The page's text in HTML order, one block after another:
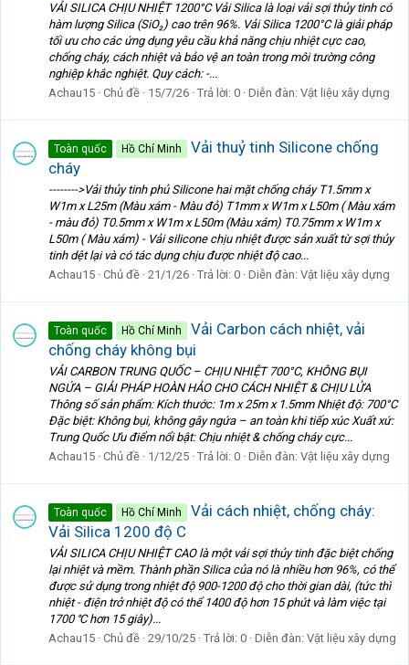
VẢI SILICA CHỊU NHIỆT 1200°C Vải Silica là loại vải sợi thủy tinh có
hàm lượng Silica (SiO₂) cao trên 96%. Vải Silica 1200°C là giải pháp
tối ưu cho các ứng dụng yêu cầu khả năng chịu nhiệt cực cao,
chống cháy, cách nhiệt và bảo vệ an toàn trong môi trường công
nghiệp khắc nghiệt. Quy cách: -...
Achau15 Chủ đề 15/7/26 Trả lời: 0 Diễn đàn: Vật liệu xây dựng
Toàn quốc Hồ Chí Minh
Vải thuỷ tinh Silicone chống
cháy
-------->Vải thủy tinh phủ Silicone hai mặt chống cháy T1.5mm x
W1m x L25m (Màu xám - Màu đỏ) T1mm x W1m x L50m ( Màu xám
- màu đỏ) T0.5mm x W1m x L50m (Màu xám) T0.75mm x W1m x
L50m ( Màu xám) - Vải silicone chịu nhiệt được sản xuất từ sợi thủy
tinh dệt lại và có tác dụng chịu được nhiệt độ cao...
Achau15 Chủ đề 21/1/26 Trả lời: 0 Diễn đàn: Vật liệu xây dựng
Toàn quốc Hồ Chí Minh
Vải Carbon cách nhiệt, vải
chống cháy không bụi
VẢI CARBON TRUNG QUỐC – CHỊU NHIỆT 700°C, KHÔNG BỤI
NGỨA – GIẢI PHÁP HOÀN HẢO CHO CÁCH NHIỆT & CHỊU LỬA
Thông số sản phẩm: Kích thước: 1m x 25m x 1.5mm Nhiệt độ: 700°C
Đặc biệt: Không bụi, không gây ngứa – an toàn khi tiếp xúc Xuất xứ:
Trung Quốc Ưu điểm nổi bật: Chịu nhiệt & chống cháy cực...
Achau15 Chủ đề 1/12/25 Trả lời: 0 Diễn đàn: Vật liệu xây dựng
Toàn quốc Hồ Chí Minh
Vải cách nhiệt, chống cháy:
Vải Silica 1200 độ C
VẢI SILICA CHỊU NHIỆT CAO là một vải sợi thủy tinh đặc biệt chống
lại nhiệt và mềm. Thành phần Silica của nó là nhiều hơn 96%, có thể
được sử dụng trong nhiệt độ 900-1200 độ cho thời gian dài, (tức thì
nhiệt - điện trở nhiệt độ có thể 1400 độ hơn 15 phút và làm việc tại
1700 ℃ hơn 15 giây)...
Achau15 Chủ đề 29/10/25 Trả lời: 0 Diễn đàn: Vật liệu xây dựng